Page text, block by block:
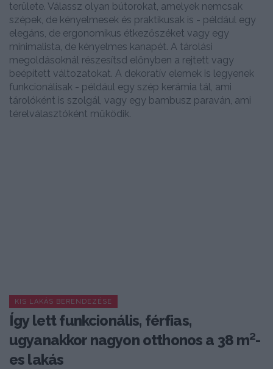
területe. Válassz olyan bútorokat, amelyek nemcsak
szépek, de kényelmesek és praktikusak is - például egy
elegáns, de ergonomikus étkezőszéket vagy egy
minimalista, de kényelmes kanapét. A tárolási
megoldásoknál részesítsd előnyben a rejtett vagy
beépített változatokat. A dekoratív elemek is legyenek
funkcionálisak - például egy szép kerámia tál, ami
tárolóként is szolgál, vagy egy bambusz paraván, ami
térelválasztóként működik.
KIS LAKÁS BERENDEZÉSE
Így lett funkcionális, férfias,
ugyanakkor nagyon otthonos a 38 m²-
es lakás